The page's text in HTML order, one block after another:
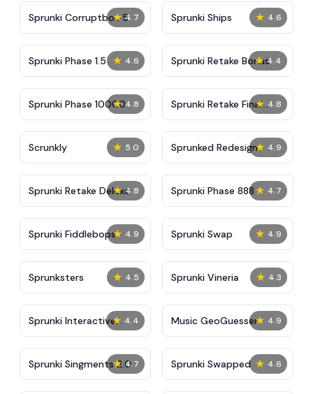
★ 4.7
Sprunki Corruptbox 5 ★ 4.6
Sprunki Ships
★ 4.6
Sprunki Phase 1.5 ★ 4.4
Sprunki Retake Bonus
★ 4.8
Sprunki Phase 10000 ★ 4.8
Sprunki Retake Final
Update
★ 5.0
Scrunkly ★ 4.9
Sprunked Redesign
★ 4.8
Sprunki Retake Deluxe ★ 4.7
Sprunki Phase 888
★ 4.9
Sprunki Fiddlebops ★ 4.9
Sprunki Swap
★ 4.5
Sprunksters ★ 4.3
Sprunki Vineria
★ 4.4
Sprunki Interactive
Tunner
★ 4.9
Music GeoGuesser
★ 4.7
Sprunki Singments 2.0 ★ 4.6
Sprunki Swapped